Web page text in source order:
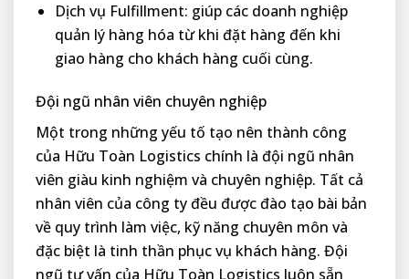
Dịch vụ Fulfillment: giúp các doanh nghiệp
quản lý hàng hóa từ khi đặt hàng đến khi
giao hàng cho khách hàng cuối cùng.
Đội ngũ nhân viên chuyên nghiệp
Một trong những yếu tố tạo nên thành công
của Hữu Toàn Logistics chính là đội ngũ nhân
viên giàu kinh nghiệm và chuyên nghiệp. Tất cả
nhân viên của công ty đều được đào tạo bài bản
về quy trình làm việc, kỹ năng chuyên môn và
đặc biệt là tinh thần phục vụ khách hàng. Đội
ngũ tư vấn của Hữu Toàn Logistics luôn sẵn